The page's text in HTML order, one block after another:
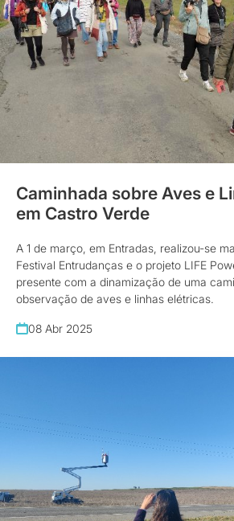
Caminhada sobre Aves e
em Castro Verde
A 1 de março, em Entradas, realizou-se
Festival Entrudanças e o projeto LIFE
presente com a dinamização de uma
observação de aves e linhas elétricas.
08 Abr 2025